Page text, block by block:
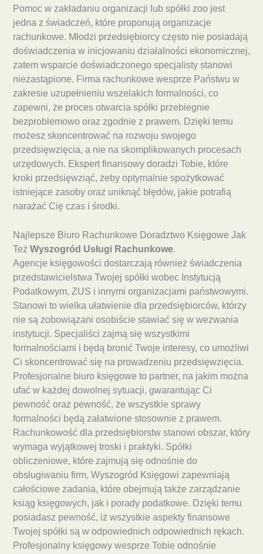
Pomoc w zakładaniu organizacji lub spółki zoo jest
jedna z świadczeń, które proponują organizacje
rachunkowe. Młodzi przedsiębiorcy często nie posiadają
doświadczenia w inicjowaniu działalności ekonomicznej,
zatem wsparcie doświadczonego specjalisty stanowi
niezastąpione. Firma rachunkowe wesprze Państwu w
zakresie uzupełnieniu wszelakich formalności, co
zapewni, że proces otwarcia spółki przebiegnie
bezproblemowo oraz zgodnie z prawem. Dzięki temu
możesz skoncentrować na rozwoju swojego
przedsięwzięcia, a nie na skomplikowanych procesach
urzędowych. Ekspert finansowy doradzi Tobie, które
kroki przedsięwziąć, żeby optymalnie spożytkować
istniejące zasoby oraz uniknąć błędów, jakie potrafią
narażać Cię czas i środki.
Najlepsze Biuro Rachunkowe Doradztwo Księgowe Jak
Też Wyszogród Usługi Rachunkowe.
Agencje księgowości dostarczają również świadczenia
przedstawicielstwa Twojej spółki wobec Instytucją
Podatkowym, ZUS i innymi organizacjami państwowymi.
Stanowi to wielka ułatwienie dla przedsiębiorców, którzy
nie są zobowiązani osobiście stawiać się w wezwania
instytucji. Specjaliści zajmą się wszystkimi
formalnościami i będą bronić Twoje interesy, co umożliwi
Ci skoncentrować się na prowadzeniu przedsięwzięcia.
Profesjonalne biuro księgowe to partner, na jakim można
ufać w każdej dowolnej sytuacji, gwarantując Ci
pewność oraz pewność, że wszystkie sprawy
formalności będą załatwione stosownie z prawem.
Rachunkowość dla przedsiębiorstw stanowi obszar, który
wymaga wyjątkowej troski i praktyki. Spółki
obliczeniowe, które zajmują się odnośnie do
obsługiwaniu firm, Wyszogród Księgowi zapewniają
całościowe zadania, które obejmują także zarządzanie
ksiąg księgowych, jak i porady podatkowe. Dzięki temu
posiadasz pewność, iż wszystkie aspekty finansowe
Twojej spółki są w odpowiednich odpowiednich rękach.
Profesjonalny księgowy wesprze Tobie odnośnie